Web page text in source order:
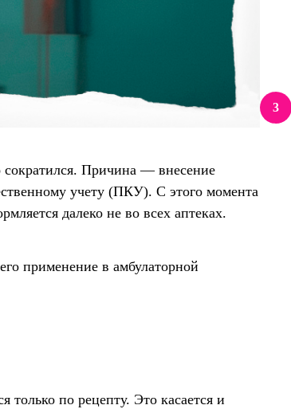
сократился. Причина — внесение
учету (ПКУ). С этого момента
далеко не во всех аптеках.
применение в амбулаторной
только по рецепту. Это касается и
3